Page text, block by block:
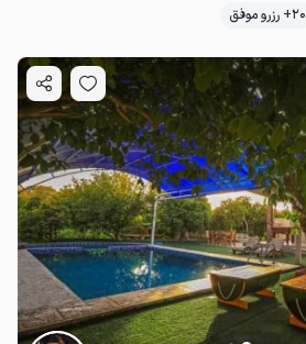
20+ رزرو موفق